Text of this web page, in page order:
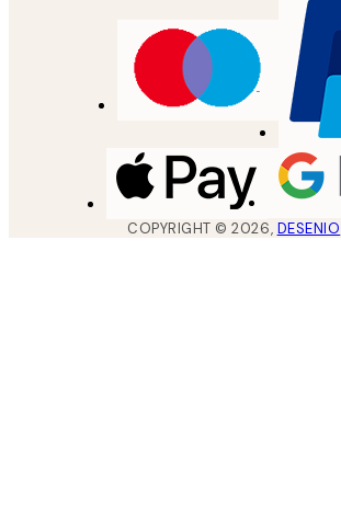
COPYRIGHT ©2026, DESENIO